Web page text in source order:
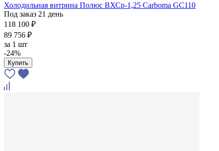
Холодильная витрина Полюс ВХСр-1,25 Carboma GC110
Под заказ 21 день
118 100 ₽
89 756 ₽
за 1 шт
-24%
Купить